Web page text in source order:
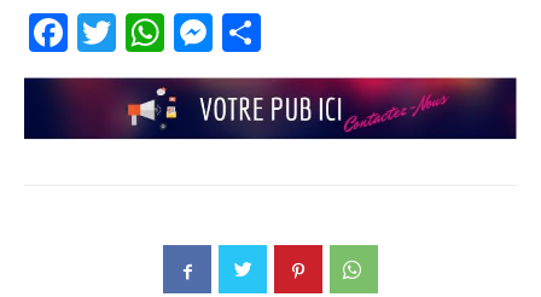
Facebook
TwitterWhatsApp
Messenger